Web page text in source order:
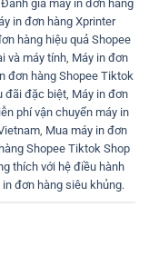
Đánh giá máy in đơn hàng
in đơn hàng Xprinter
hàng hiệu quả Shopee
và máy tính, Máy in đơn
đơn hàng Shopee Tiktok
đãi đặc biệt, Máy in đơn
phí vận chuyển máy in
, Mua máy in đơn
Shopee Tiktok Shop
thích với hệ điều hành
in đơn hàng siêu khủng.